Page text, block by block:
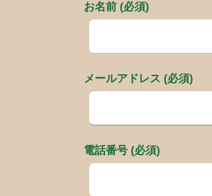
お名前 (必須)
メールアドレス (必須)
電話番号 (必須)